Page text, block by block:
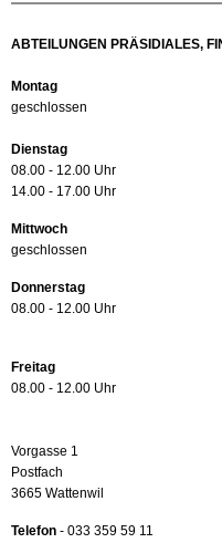
ABTEILUNGEN PRÄSIDIALES,
Montag
geschlossen
Dienstag
08.00 - 12.00 Uhr
14.00 - 17.00 Uhr
Mittwoch
geschlossen
Donnerstag
08.00 - 12.00 Uhr
Freitag
08.00 - 12.00 Uhr
Vorgasse 1
Postfach
3665 Wattenwil
Telefon - 033 359 59 11